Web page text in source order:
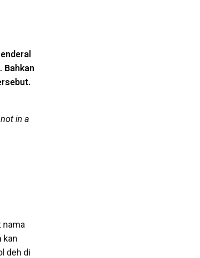
Bahkan
in a
nama
kan
deh di